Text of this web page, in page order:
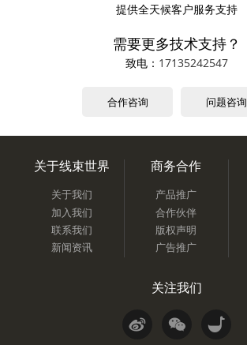
提供全天候客户服务支持
需要更多技术支持？
致电： 17135242547
合作咨询 问题咨询
关于线束世界
关于我们
加入我们
联系我们
新闻资讯
商务合作
产品推广
合作伙伴
版权声明
广告推广
关注我们